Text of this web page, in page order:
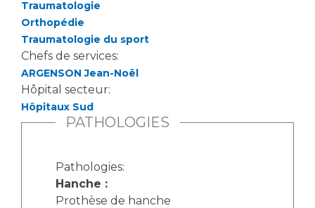
Traumatologie
Orthopédie
Traumatologie du sport
Chefs de services:
ARGENSON Jean-Noël
Hôpital secteur:
Hôpitaux Sud
PATHOLOGIES
Pathologies:
Hanche :
Prothèse de hanche